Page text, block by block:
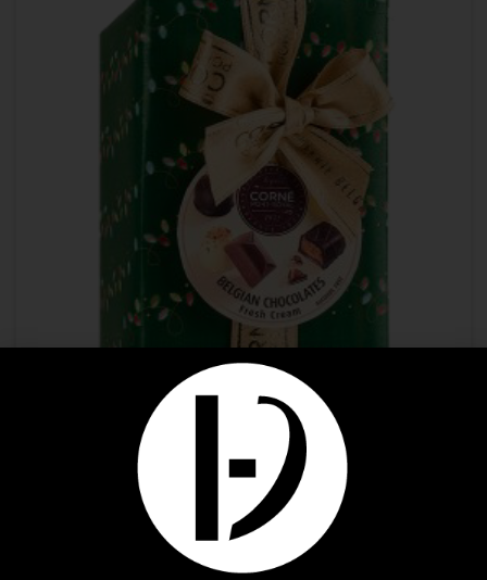
_ Nouveautés _ Corné Port Royal Idées Cadeaux
Ballotin Garni Noël Fresh Cream